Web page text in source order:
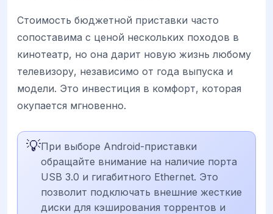
Стоимость бюджетной приставки часто
сопоставима с ценой нескольких походов в
кинотеатр, но она дарит новую жизнь любому
телевизору, независимо от года выпуска и
модели. Это инвестиция в комфорт, которая
окупается мгновенно.
💡При выборе Android-приставки
обращайте внимание на наличие порта
USB 3.0 и гигабитного Ethernet. Это
позволит подключать внешние жесткие
диски для кэширования торрентов и